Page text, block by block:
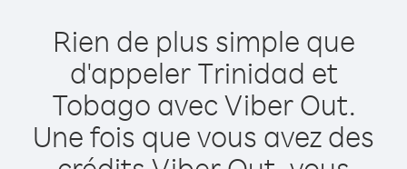
Rien de plus simple que
d'appeler Trinidad et
Tobago avec Viber Out.
Une fois que vous avez des